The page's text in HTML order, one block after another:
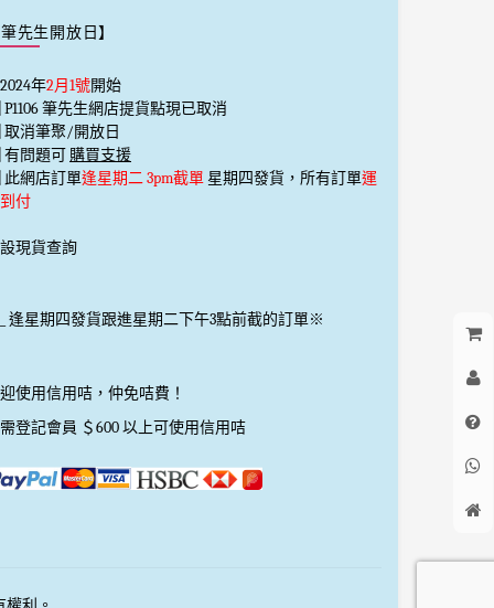
先生開放日】
年2月1號開始
P1106 筆先生網店提貨點現已取消
取消筆聚/開放日
有問題可 購買支援
此網店訂單逢星期二 3pm截單 星期四發貨，所有訂單運
付
現貨查詢
逢星期四發貨跟進星期二下午3點前截的訂單※
使用信用咭，仲免咭費！
登記會員 ＄600 以上可使用信用咭